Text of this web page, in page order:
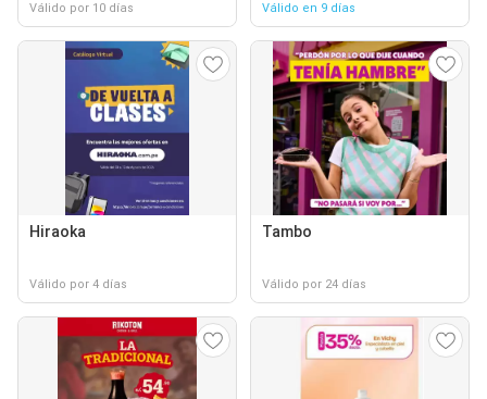
Válido por 10 días Válido en 9 días
Hiraoka
Válido por 4 días
Tambo
Válido por 24 días